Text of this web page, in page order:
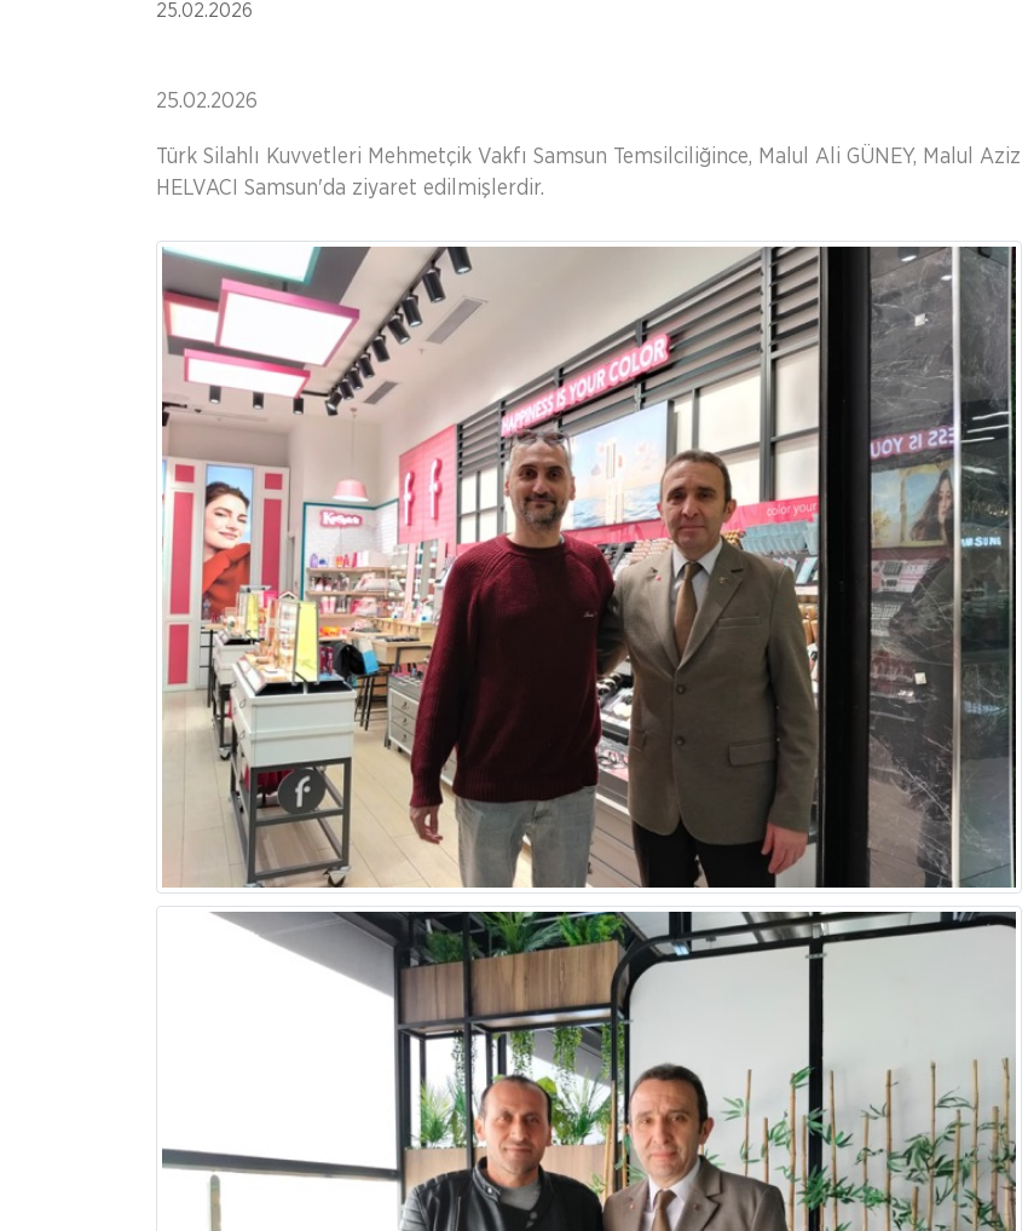
25.02.2026
25.02.2026
Türk Silahlı Kuvvetleri Mehmetçik Vakfı Samsun Temsilciliğince, Malul Ali GÜNEY, Malul Aziz
HELVACI Samsun'da ziyaret edilmişlerdir.